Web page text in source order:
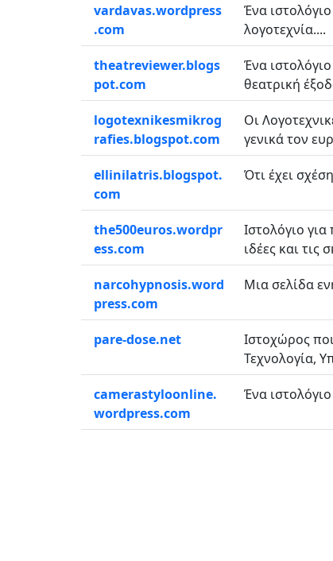
vardavas.wordpress
.com
Ένα
λογοτεχνία....
theatreviewer.blogs
pot.com
Ένα
θεατρική
logotexnikesmikrog
rafies.blogspot.com
Οι
γενικά τον
ellinilatris.blogspot.
com
Ότι έχει
the500euros.wordpr
ess.com
Ιστολόγιο
ιδέες και τις
narcohypnosis.word
press.com
Μια σελίδα
pare-dose.net
Ιστοχώρος
Τεχνολογία,
camerastyloonline.
wordpress.com
Ένα